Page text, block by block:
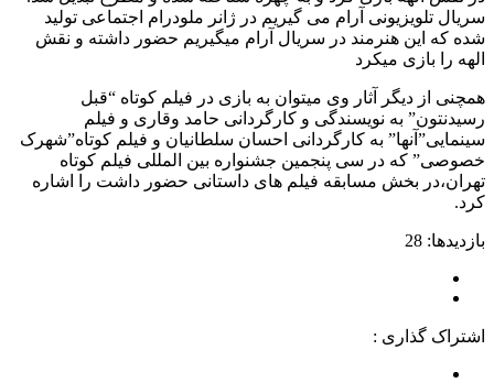
سریال تلویزیونی آرام می گیریم در ژانر ملودرام اجتماعی تولید
شده که این هنرمند در سریال آرام میگیریم حضور داشته و نقش
الهه را بازی میکرد
همچنی از دیگر آثار وی میتوان به بازی در فیلم کوتاه “قبل
رسیدنتون” به نویسندگی و کارگردانی حامد وقاری و فیلم
سینمایی”آنها” به کارگردانی احسان سلطانیان و فیلم کوتاه”شهرک
خصوصی” که در سی پنجمین جشنواره بین المللی فیلم کوتاه
تهران،در بخش مسابقه فیلم های داستانی حضور داشت را اشاره
کرد.
بازدیدها: 28
اشتراک گذاری :